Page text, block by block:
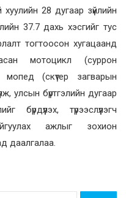
28 дугаар зүйлийн
37.7 дахь хэсгийг тус
тогтоосон хугацаанд
мотоцикл (суррон
мопед (скүтер загварын
улсын бүртгэлийн дугаар
түрээслүүлэгч
ажлыг зохион
даалгалаа.